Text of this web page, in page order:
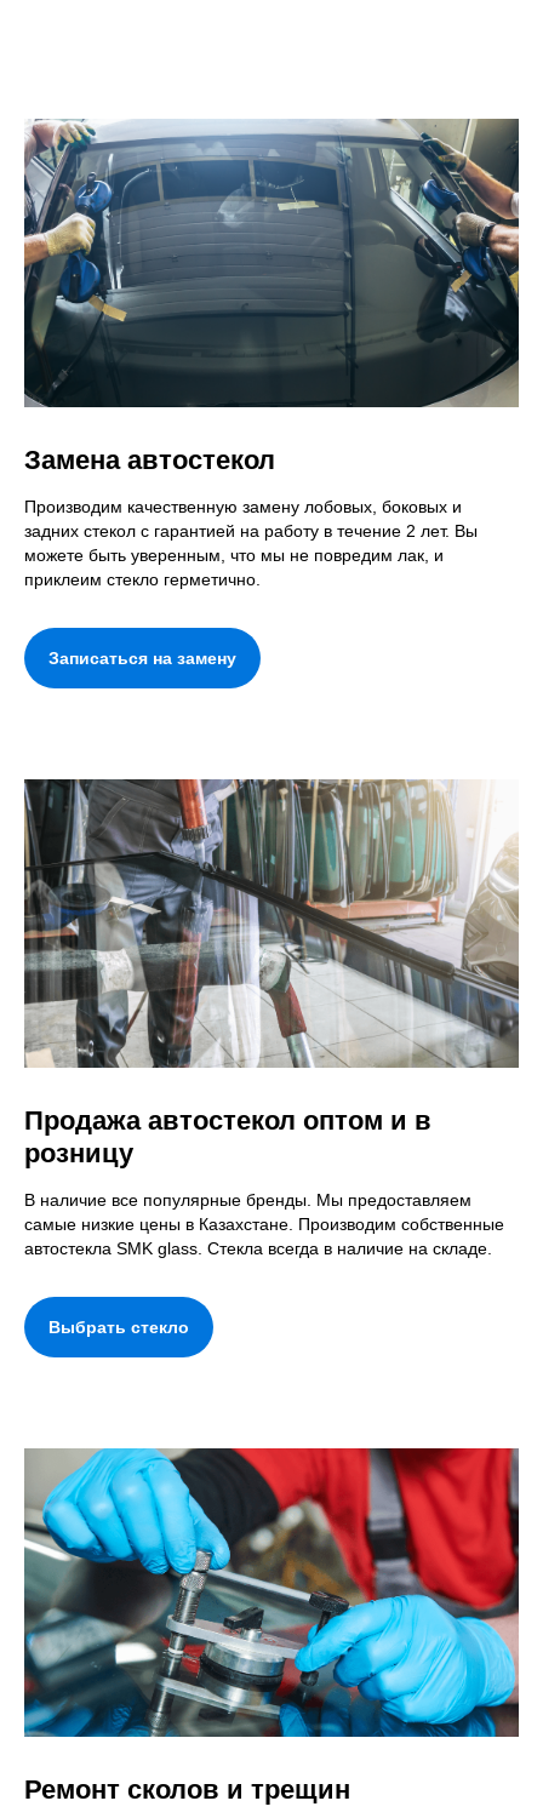
Замена автостекол
Производим качественную замену лобовых, боковых и
задних стекол с гарантией на работу в течение 2 лет. Вы
можете быть уверенным, что мы не повредим лак, и
приклеим стекло герметично.
Записаться на замену
Продажа автостекол оптом и в
розницу
В наличие все популярные бренды. Мы предоставляем
самые низкие цены в Казахстане. Производим собственные
автостекла SMK glass. Стекла всегда в наличие на складе.
Выбрать стекло
Ремонт сколов и трещин